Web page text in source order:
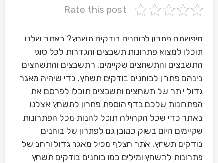
Rate this post
חיפשתם פתרון לבוחנים בודקים תשחץ? באתר שלנו
תוכלו למצוא פתרונות תשבצים והגדרות לכל סוגי
התשבצים והתשחצים שקיימים. התשבצים והתשחצים
בינהם פתרון לבוחנים בודקים תשחץ. כדי שיהיה מאגר
גדול יותר של תשחצים ותשבצים תוכלו לפרסם את
הפתרונות שלכם בדף הוספת פתרון לתשחץ אצלנו
באתר כדי שכל הקהילה תוכל להנות מכל הפתרונות
שקיימים היום בשוק כמובן גם לפתרון של בוחנים
בודקים תשחץ. אתר הצלף מכיל מאגר גדול ורחב של
פתרונות לתשחץ ומילים כמו בוחנים בודקים תשחץ